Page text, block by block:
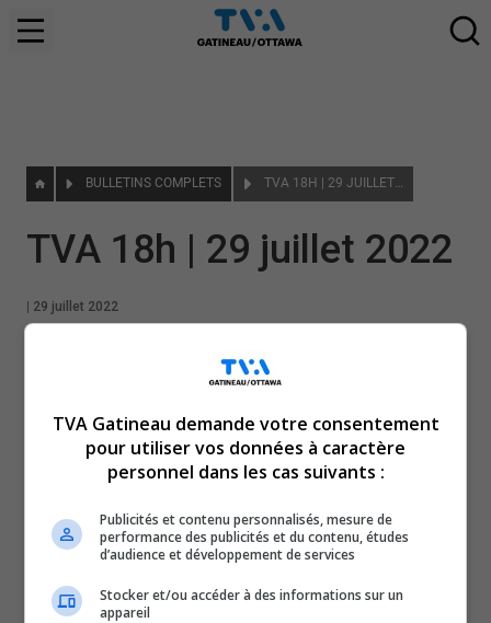
BULLETINS COMPLETS TVA 18H | 29 JUILLET 2022
TVA 18h | 29 juillet 2022
29 juillet 2022
TVA Gatineau demande votre consentement
pour utiliser vos données à caractère
personnel dans les cas suivants :
Publicités et contenu personnalisés, mesure de
performance des publicités et du contenu, études
d’audience et développement de services
Stocker et/ou accéder à des informations sur un
appareil